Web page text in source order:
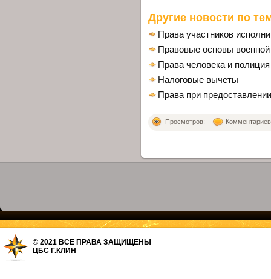
Другие новости по
Права участников
Правовые основы
Права человека и полиция
Налоговые вычеты
Права при
Просмотров:
© 2021 ВСЕ ПРАВА ЗАЩИЩЕНЫ
ЦБС Г.КЛИН